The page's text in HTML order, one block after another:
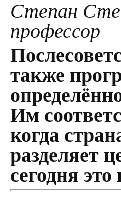
Степан
профессор
также
Им
когда
разделяет
сегодня